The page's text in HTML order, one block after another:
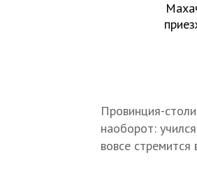
Провинция-
наоборот:
вовсе стремится